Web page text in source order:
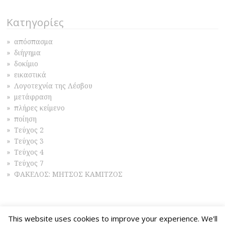
) w
)
Κατηγορίες
απόσπασμα
διήγημα
δοκίμιο
εικαστικά
Λογοτεχνία της Λέσβου
μετάφραση
πλήρες κείμενο
ποίηση
Τεύχος 2
Τεύχος 3
Τεύχος 4
Τεύχος 7
ΦΑΚΕΛΟΣ: ΜΗΤΣΟΣ ΚΑΜΙΤΖΟΣ
This website uses cookies to improve your experience. We'll